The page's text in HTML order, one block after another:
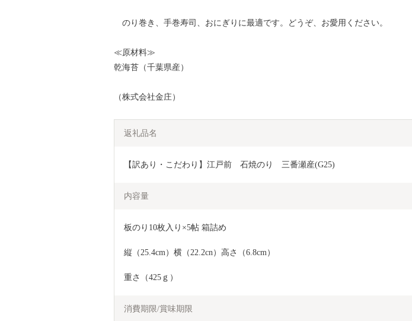
のり巻き、手巻寿司、おにぎりに最適です。どうぞ、お愛用ください。
≪原材料≫
乾海苔（千葉県産）
（株式会社金庄）
返礼品名
【訳あり・こだわり】江戸前　石焼のり　三番瀬産(G25)
内容量
板のり10枚入り×5帖 箱詰め
縦（25.4cm）横（22.2cn）高さ（6.8cm）
重さ（425ｇ）
消費期限/賞味期限